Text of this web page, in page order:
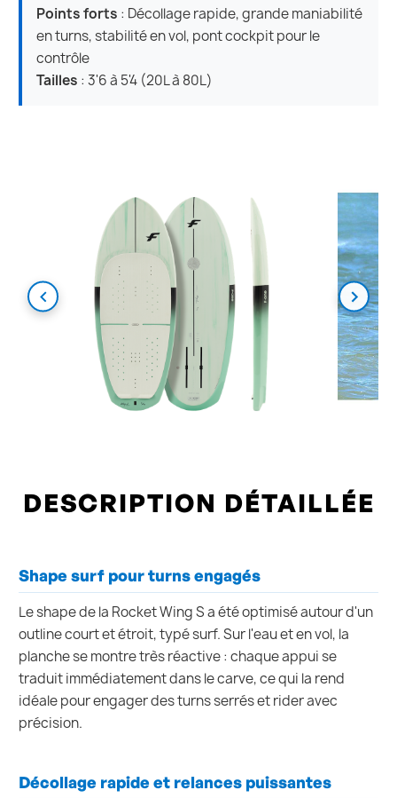
Points forts : Décollage rapide, grande maniabilité
en turns, stabilité en vol, pont cockpit pour le
contrôle
Tailles : 3'6 à 5'4 (20L à 80L)
DESCRIPTION DÉTAILLÉE
Shape surf pour turns engagés
Le shape de la Rocket Wing S a été optimisé autour d'un
outline court et étroit, typé surf. Sur l'eau et en vol, la
planche se montre très réactive : chaque appui se
traduit immédiatement dans le carve, ce qui la rend
idéale pour engager des turns serrés et rider avec
précision.
Décollage rapide et relances puissantes